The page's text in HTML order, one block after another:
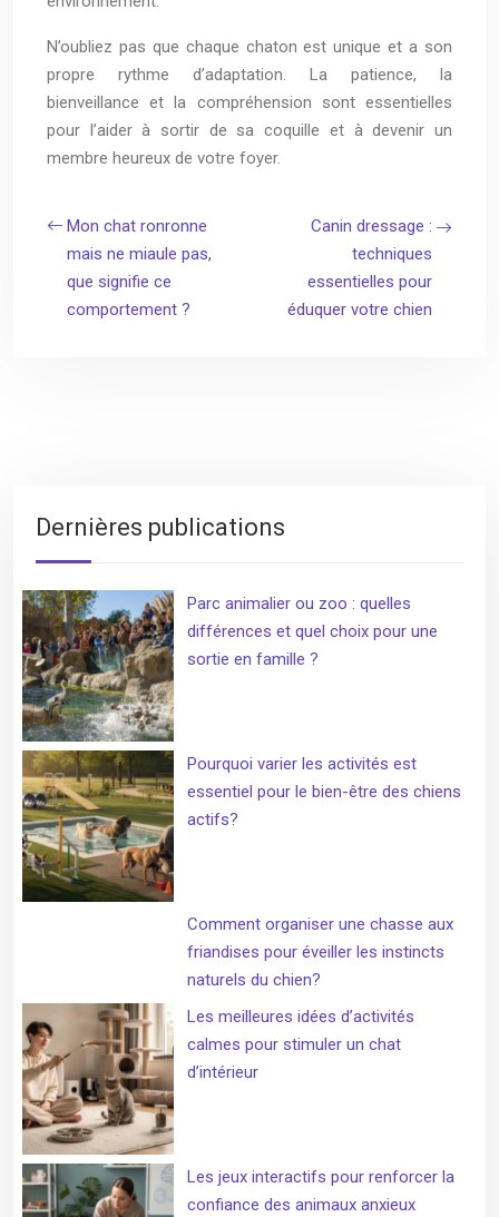
N’oubliez pas que chaque chaton est unique et a son
propre rythme d’adaptation. La patience, la
bienveillance et la compréhension sont essentielles
pour l’aider à sortir de sa coquille et à devenir un
membre heureux de votre foyer.
Mon chat ronronne
mais ne miaule pas,
que signifie ce
comportement ?
Canin dressage :
techniques
essentielles pour
éduquer votre chien
Dernières publications
Parc animalier ou zoo : quelles
différences et quel choix pour une
sortie en famille ?
Pourquoi varier les activités est
essentiel pour le bien-être des chiens
actifs?
Comment organiser une chasse aux
friandises pour éveiller les instincts
naturels du chien?
Les meilleures idées d’activités
calmes pour stimuler un chat
d’intérieur
Les jeux interactifs pour renforcer la
confiance des animaux anxieux